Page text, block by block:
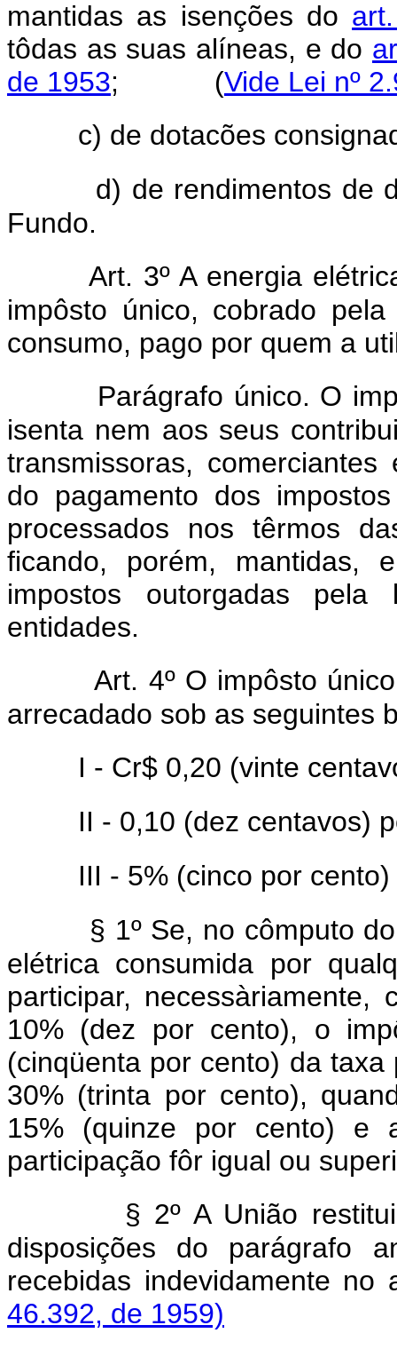
mantidas as isenções do
tôdas as suas alíneas, e do
de 1953; (Vide Lei nº
c) de dotacões
d) de rendimentos de
Fundo.
Art. 3º A energia
impôsto único, cobrado
consumo, pago por quem a
Parágrafo único. O
isenta nem aos seus
transmissoras,
do pagamento dos
processados nos têrmos
ficando, porém, mantidas,
impostos outorgadas
entidades.
Art. 4º O impôsto
arrecadado sob as seguintes
I - Cr$ 0,20 (vinte
II - 0,10 (dez centavos)
III - 5% (cinco por
§ 1º Se, no cômputo
elétrica consumida por
participar,
10% (dez por cento), o
(cinqüenta por cento) da
30% (trinta por cento),
15% (quinze por cento) e
participação fôr igual ou
§ 2º A União
disposições do parágrafo
recebidas
46.392, de 1959)